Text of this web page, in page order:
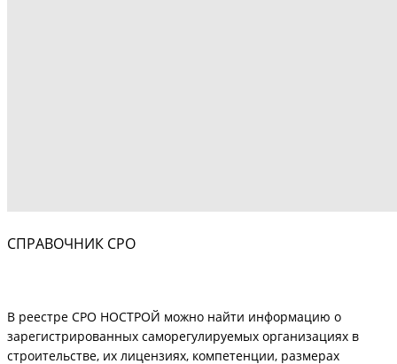
СПРАВОЧНИК СРО
В реестре СРО НОСТРОЙ можно найти информацию о
зарегистрированных саморегулируемых организациях в
строительстве, их лицензиях, компетенции, размерах